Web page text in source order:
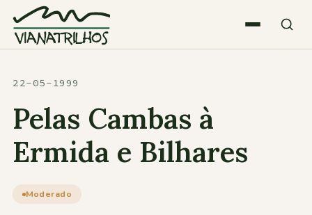
Quem somos
Atividades
22-05-1999
Pelas Cambas à
Ermida e Bilhares
Moderado